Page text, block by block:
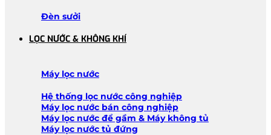
Đèn sưởi
LỌC NƯỚC & KHÔNG KHÍ
Máy lọc nước
Hệ thống lọc nước công nghiệp
Máy lọc nước bán công nghiệp
Máy lọc nước để gầm & Máy không tủ
Máy lọc nước tủ đứng